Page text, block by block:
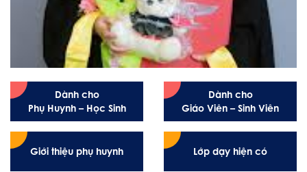
Dành cho
Phụ Huynh – Học Sinh
Giới thiệu phụ huynh
Dành cho
Giáo Viên – Sinh Viên
Lớp dạy hiện có